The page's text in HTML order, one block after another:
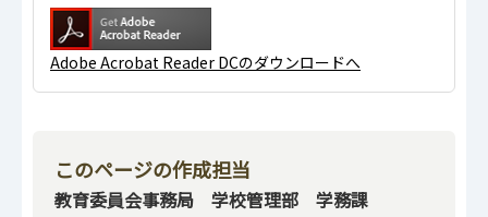
Adobe Acrobat Reader DCのダウンロードへ
このページの作成担当
教育委員会事務局 学校管理部 学務課